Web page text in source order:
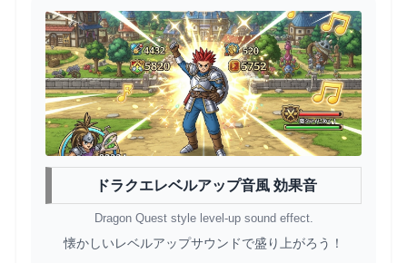
ドラクエレベルアップ音風 効果音
Dragon Quest style level-up sound effect.
懐かしいレベルアップサウンドで盛り上がろう！